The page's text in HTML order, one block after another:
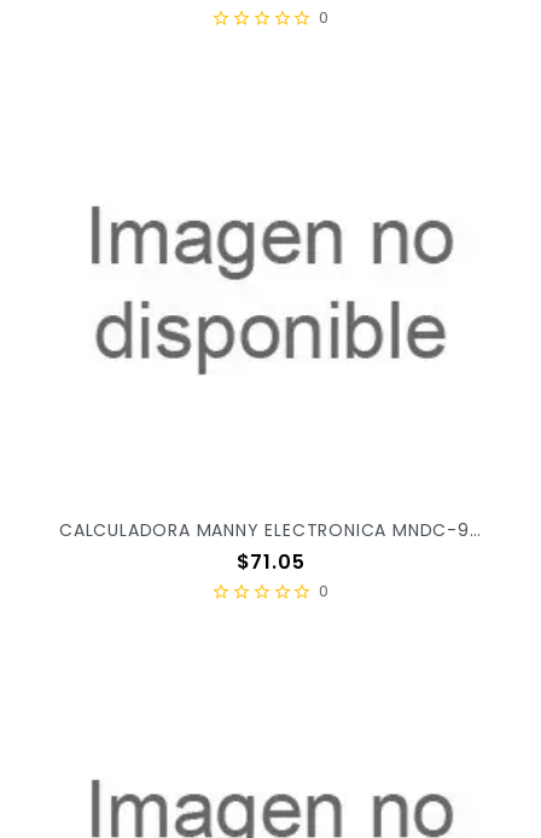
0
CALCULADORA MANNY ELECTRONICA MNDC-9255-12 X/100
Precio
$71.05
0